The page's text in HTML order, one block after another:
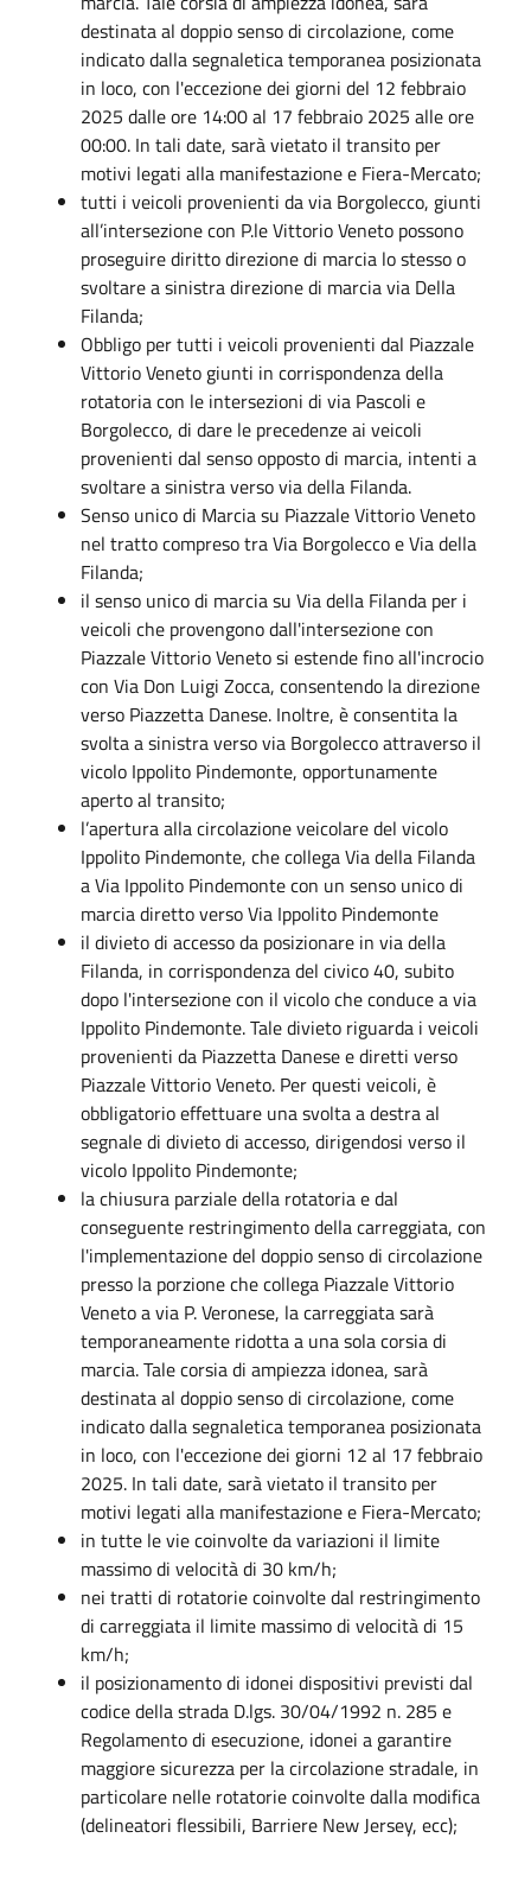
destinata al doppio senso di circolazione, come
indicato dalla segnaletica temporanea posizionata
in loco, con l'eccezione dei giorni del 12 febbraio
2025 dalle ore 14:00 al 17 febbraio 2025 alle ore
00:00. In tali date, sarà vietato il transito per
motivi legati alla manifestazione e Fiera-Mercato;
tutti i veicoli provenienti da via Borgolecco, giunti
all’intersezione con P.le Vittorio Veneto possono
proseguire diritto direzione di marcia lo stesso o
svoltare a sinistra direzione di marcia via Della
Filanda;
Obbligo per tutti i veicoli provenienti dal Piazzale
Vittorio Veneto giunti in corrispondenza della
rotatoria con le intersezioni di via Pascoli e
Borgolecco, di dare le precedenze ai veicoli
provenienti dal senso opposto di marcia, intenti a
svoltare a sinistra verso via della Filanda.
Senso unico di Marcia su Piazzale Vittorio Veneto
nel tratto compreso tra Via Borgolecco e Via della
Filanda;
il senso unico di marcia su Via della Filanda per i
veicoli che provengono dall'intersezione con
Piazzale Vittorio Veneto si estende fino all'incrocio
con Via Don Luigi Zocca, consentendo la direzione
verso Piazzetta Danese. Inoltre, è consentita la
svolta a sinistra verso via Borgolecco attraverso il
vicolo Ippolito Pindemonte, opportunamente
aperto al transito;
l’apertura alla circolazione veicolare del vicolo
Ippolito Pindemonte, che collega Via della Filanda
a Via Ippolito Pindemonte con un senso unico di
marcia diretto verso Via Ippolito Pindemonte
il divieto di accesso da posizionare in via della
Filanda, in corrispondenza del civico 40, subito
dopo l'intersezione con il vicolo che conduce a via
Ippolito Pindemonte. Tale divieto riguarda i veicoli
provenienti da Piazzetta Danese e diretti verso
Piazzale Vittorio Veneto. Per questi veicoli, è
obbligatorio effettuare una svolta a destra al
segnale di divieto di accesso, dirigendosi verso il
vicolo Ippolito Pindemonte;
la chiusura parziale della rotatoria e dal
conseguente restringimento della carreggiata, con
l'implementazione del doppio senso di circolazione
presso la porzione che collega Piazzale Vittorio
Veneto a via P. Veronese, la carreggiata sarà
temporaneamente ridotta a una sola corsia di
marcia. Tale corsia di ampiezza idonea, sarà
destinata al doppio senso di circolazione, come
indicato dalla segnaletica temporanea posizionata
in loco, con l'eccezione dei giorni 12 al 17 febbraio
2025. In tali date, sarà vietato il transito per
motivi legati alla manifestazione e Fiera-Mercato;
in tutte le vie coinvolte da variazioni il limite
massimo di velocità di 30 km/h;
nei tratti di rotatorie coinvolte dal restringimento
di carreggiata il limite massimo di velocità di 15
km/h;
il posizionamento di idonei dispositivi previsti dal
codice della strada D.lgs. 30/04/1992 n. 285 e
Regolamento di esecuzione, idonei a garantire
maggiore sicurezza per la circolazione stradale, in
particolare nelle rotatorie coinvolte dalla modifica
(delineatori flessibili, Barriere New Jersey, ecc);